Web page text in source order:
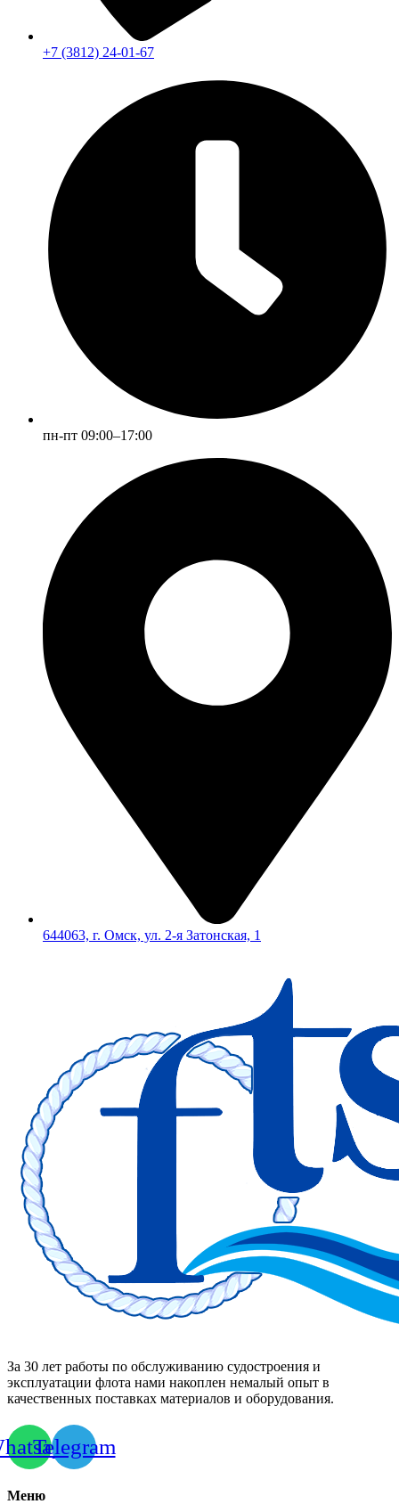
+7 (3812) 24-01-67
пн-пт 09:00–17:00
644063, г. Омск, ул. 2-я Затонская, 1
За 30 лет работы по обслуживанию судостроения и
эксплуатации флота нами накоплен немалый опыт в
качественных поставках материалов и оборудования.
Telegram
Меню